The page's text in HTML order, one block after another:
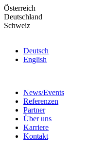
Skip
to
the
Österreich
Deutschland
Schweiz
Deutsch
English
News/Events
Referenzen
Partner
Über uns
Karriere
Kontakt